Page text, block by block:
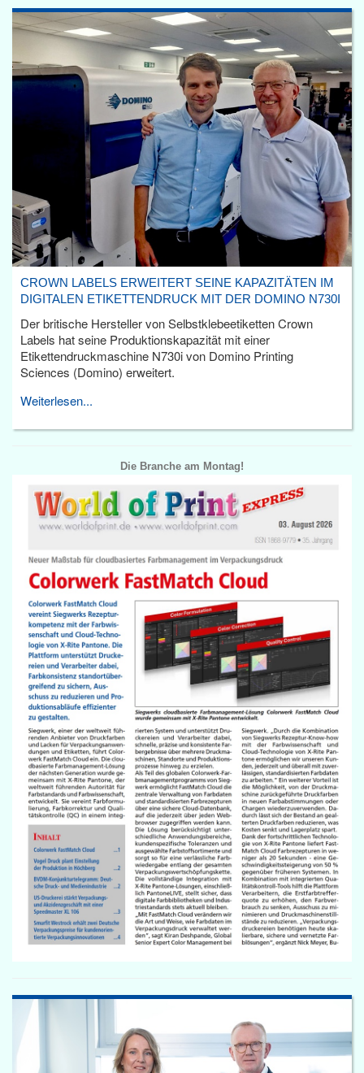
CROWN LABELS ERWEITERT SEINE KAPAZITÄTEN IM
DIGITALEN ETIKETTENDRUCK MIT DER DOMINO N730I
Der britische Hersteller von Selbstklebeetiketten Crown
Labels hat seine Produktionskapazität mit einer
Etikettendruckmaschine N730i von Domino Printing
Sciences (Domino) erweitert.
Weiterlesen...
Die Branche am Montag!